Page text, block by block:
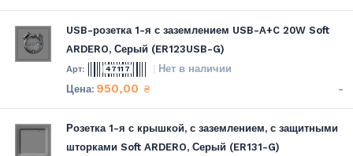
USB-розетка 1-я с заземлением USB-A+C 20W Soft
ARDERO, Серый (ER123USB-G)
47117 Нет в наличии
950,00 ₴ -
Розетка 1-я с крышкой, с заземлением, с защитными
шторками Soft ARDERO, Серый (ER131-G)